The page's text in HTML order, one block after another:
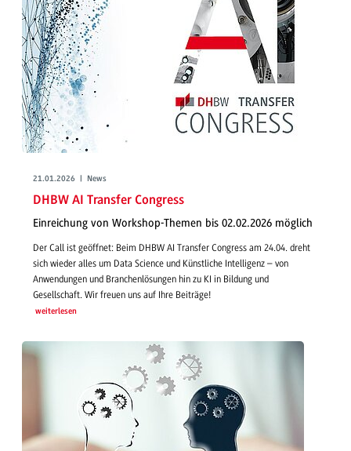
21.01.2026 | News
DHBW AI Transfer Congress
Einreichung von Workshop-Themen bis 02.02.2026 möglich
Der Call ist geöffnet: Beim DHBW AI Transfer Congress am 24.04. dreht
sich wieder alles um Data Science und Künstliche Intelligenz – von
Anwendungen und Branchenlösungen hin zu KI in Bildung und
Gesellschaft. Wir freuen uns auf Ihre Beiträge!
weiterlesen